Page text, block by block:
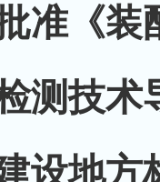
准《装
测技术
设地方